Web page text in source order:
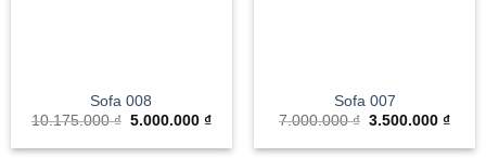
Sofa 008
10.175.000₫ Giá
là:
5.000.000 ₫Giá
tại
Sofa 007
7.000.000₫ Giá
là:
3.500.000₫Giá
tại